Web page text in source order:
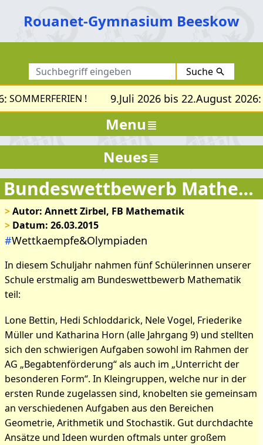
Rouanet-Gymnasium Beeskow
Suche
SOMMERFERIEN ! 9.Juli 2026 bis 22.August 2026:
Menu
Bundeswettbewerb Mathematik 2015
>Autor: Annett Zirbel, FB Mathematik
> Datum: 26.03.2015
#Wettkaempfe&Olympiaden
In diesem Schuljahr nahmen fünf Schülerinnen unserer
Schule erstmalig am Bundeswettbewerb Mathematik
teil:
Lone Bettin, Hedi Schloddarick, Nele Vogel, Friederike
Müller und Katharina Horn (alle Jahrgang 9) und stellten
sich den schwierigen Aufgaben sowohl im Rahmen der
AG „Begabtenförderung“ als auch im „Unterricht der
besonderen Form“. In Kleingruppen, welche nur in der
ersten Runde zugelassen sind, knobelten sie gemeinsam
an verschiedenen Aufgaben aus den Bereichen
Geometrie, Arithmetik und Stochastik. Gut durchdachte
Ansätze und Ideen wurden oftmals unter großem
Neues